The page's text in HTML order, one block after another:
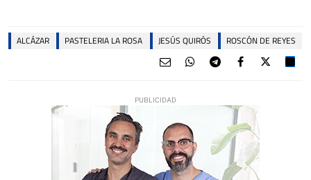
ALCÁZAR PASTELERIA LA ROSA JESÚS QUIRÓS ROSCÓN DE REYES